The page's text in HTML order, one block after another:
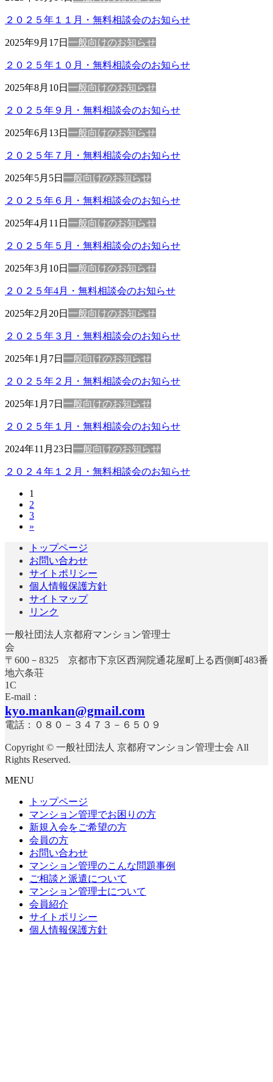
２０２５年１１月・無料相談会のお知らせ
2025年9月17日 一般向けのお知らせ
２０２５年１０月・無料相談会のお知らせ
2025年8月10日 一般向けのお知らせ
２０２５年９月・無料相談会のお知らせ
2025年6月13日 一般向けのお知らせ
２０２５年７月・無料相談会のお知らせ
2025年5月5日 一般向けのお知らせ
２０２５年６月・無料相談会のお知らせ
2025年4月11日 一般向けのお知らせ
２０２５年５月・無料相談会のお知らせ
2025年3月10日 一般向けのお知らせ
２０２５年4月・無料相談会のお知らせ
2025年2月20日 一般向けのお知らせ
２０２５年３月・無料相談会のお知らせ
2025年1月7日 一般向けのお知らせ
２０２５年２月・無料相談会のお知らせ
2025年1月7日 一般向けのお知らせ
２０２５年１月・無料相談会のお知らせ
2024年11月23日 一般向けのお知らせ
２０２４年１２月・無料相談会のお知らせ
り
固
定
ペ
ー
ジ
1
固
定
ペ
ー
ジ
2
固
定
ー
ジ
3
»
トップページ
お問い合わせ
サイトポリシー
個人情報保護方針
サイトマップ
リンク
一般社団法人京都府マンション管理士
〒600－8325 京都市下京区西洞院通花屋町上る西側町483番
地六条荘
E-mail：
kyo.mankan@gmail.com
電話：０８０－３４７３－６５０９
Copyright © 一般社団法人 京都府マンション管理士会 All
Rights Reserved.
MENU
トップページ
マンション管理でお困りの方
新規入会をご希望の方
会員の方
お問い合わせ
マンション管理のこんな問題事例
ご相談と派遣について
マンション管理士について
会員紹介
サイトポリシー
個人情報保護方針